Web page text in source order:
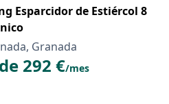
Esparcidor de Estiércol 8
Granada
292 €/mes